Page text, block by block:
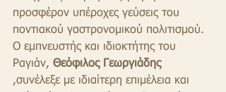
προσφέρον υπέροχες γεύσεις του
ποντιακού γαστρονομικού πολιτισμού.
Ο εμπνευστής και ιδιοκτήτης του
Ραγιάν, Θεόφιλος Γεωργιάδης
,συνέλεξε με ιδιαίτερη επιμέλεια και